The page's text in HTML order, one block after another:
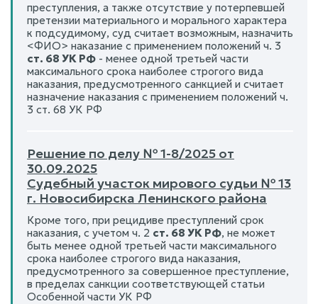
преступления, а также отсутствие у потерпевшей
претензии материального и морального характера
к подсудимому, суд считает возможным, назначить
<ФИО> наказание с применением положений ч. 3
ст. 68 УК РФ - менее одной третьей части
максимального срока наиболее строгого вида
наказания, предусмотренного санкцией и считает
назначение наказания с применением положений ч.
3 ст. 68 УК РФ
Решение по делу № 1-8/2025 от
30.09.2025
Судебный участок мирового судьи № 13
г. Новосибирска Ленинского района
Кроме того, при рецидиве преступлений срок
наказания, с учетом ч. 2 ст. 68 УК РФ, не может
быть менее одной третьей части максимального
срока наиболее строгого вида наказания,
предусмотренного за совершенное преступление,
в пределах санкции соответствующей статьи
Особенной части УК РФ